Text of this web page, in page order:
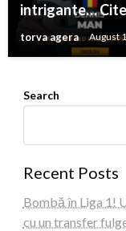
intrigante…
torva agera August
Search
Recent Posts
Bombă în Liga 1!
cu un transfer